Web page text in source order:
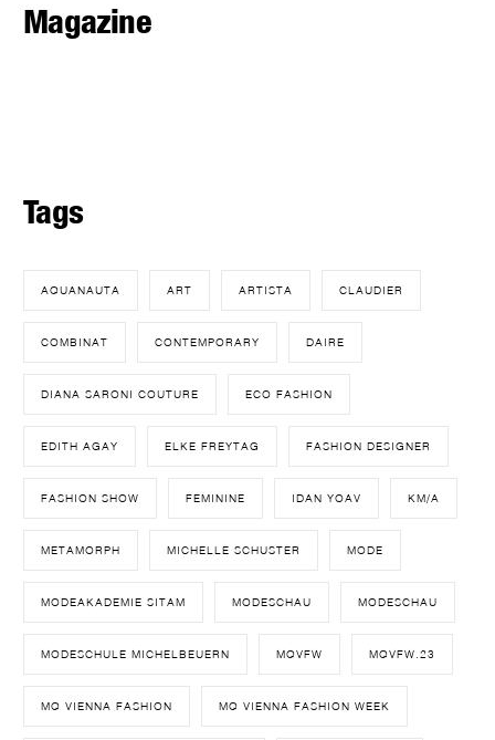
Magazine
Tags
AQUANAUTA ART ARTISTA CLAUDIER
COMBINAT CONTEMPORARY DAIRE
DIANA SARONI COUTURE ECO FASHION
EDITH AGAY ELKE FREYTAG FASHION DESIGNER
FASHION SHOW FEMININE IDAN YOAV KM/A
METAMORPH MICHELLE SCHUSTER MODE
MODEAKADEMIE SITAM MODESCHAU MODESCHAU
MODESCHULE MICHELBEUERN MQVFW MQVFW.23
MQ VIENNA FASHION MQ VIENNA FASHION WEEK